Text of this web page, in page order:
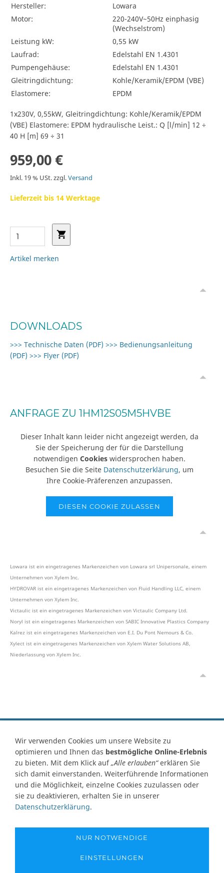
Hersteller:
Lowara
Motor:
220-240V~50Hz einphasig
(Wechselstrom)
Leistung kW:
0,55 kW
Laufrad:
Edelstahl EN 1.4301
Pumpengehäuse:
Edelstahl EN 1.4301
Gleitringdichtung:
Kohle/Keramik/EPDM (VBE)
Elastomere:
EPDM
1x230V, 0,55kW, Gleitringdichtung: Kohle/Keramik/EPDM
(VBE) Elastomere: EPDM hydraulische Leist.: Q [l/min] 12 ÷
40 H [m] 69 ÷ 31
959,00 €
Inkl. 19 % USt. zzgl.Versand
Lieferzeit bis 14 Werktage
Artikel merken
DOWNLOADS
>>> Technische Daten (PDF) >>> Bedienungsanleitung
(PDF) >>> Flyer (PDF)
ANFRAGE ZU 1HM12S05M5HVBE
Dieser Inhalt kann leider nicht angezeigt werden, da
Sie der Speicherung der für die Darstellung
notwendigen Cookies widersprochen haben.
Besuchen Sie die Seite Datenschutzerklärung, um
Ihre Cookie-Präferenzen anzupassen.
DIESEN COOKIE ZULASSEN
Lowara ist ein eingetragenes Markenzeichen von Lowara srl Unipersonale, einem
Unternehmen von Xylem Inc.
HYDROVAR ist ein eingetragenes Markenzeichen von Fluid Handling LLC, einem
Unternehmen von Xylem Inc.
Victaulic ist ein eingetragenes Markenzeichen von Victaulic Company Ltd.
Noryl ist ein eingetragenes Markenzeichen von SABIC Innovative Plastics Company
Kalrez ist ein eingetragenes Markenzeichen von E.I. Du Pont Nemours & Co.
Xylect ist ein eingetragenes Markenzeichen von Xylem Water Solutions AB,
Niederlassung von Xylem Inc.
Vertrag widerrufen
Kontakt Ersatzteile-AnfrageZahlungsartenVersand
WiderrufsrechtWiderrufsformularAGB Datenschutz
ImpressumIhre Cookie Einstellungen
Abbildungen können von Originalware abweichen! Angabe von
technischen Daten und Lieferzeit unter Vorbehalt.
abweichen!
Wir verwenden Cookies um unsere Website zu
optimieren und Ihnen das bestmögliche Online-Erlebnis
zu bieten. Mit dem Klick auf„Alle erlauben“erklären Sie
sich damit einverstanden. Weiterführende Informationen
und die Möglichkeit, einzelne Cookies zuzulassen oder
sie zu deaktivieren, erhalten Sie in unserer
Datenschutzerklärung.
NUR NOTWENDIGE
EINSTELLUNGEN